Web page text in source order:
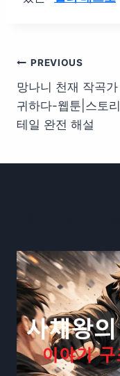
글
탐
색
PREVIOUS
망나니 천재 작곡가
귀하다-웹툰|스토
테일 완전 해설